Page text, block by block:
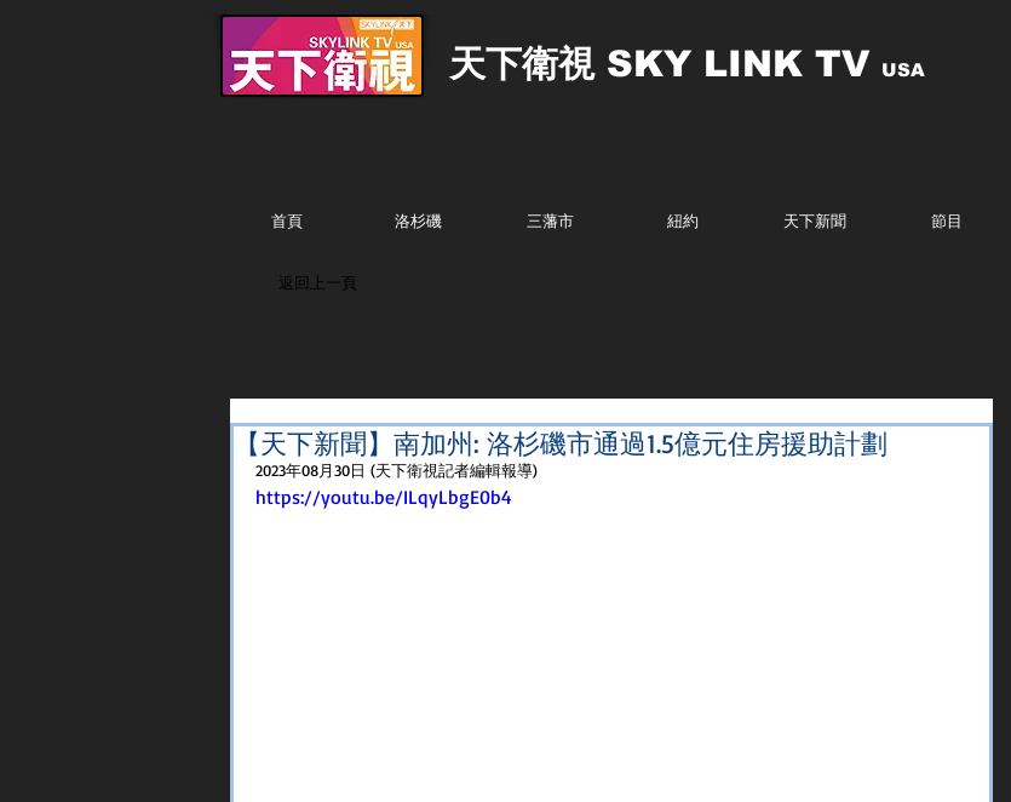
天下衛視SKY LINK TV USA
首頁 洛杉磯 三藩市 紐約 天下新聞 節目
返回上一頁
【天下新聞】南加州: 洛杉磯市通過1.5億元住房援助計劃
2023年08月30日 (天下衛視記者編輯報導)
https://youtu.be/ILqyLbgE0b4